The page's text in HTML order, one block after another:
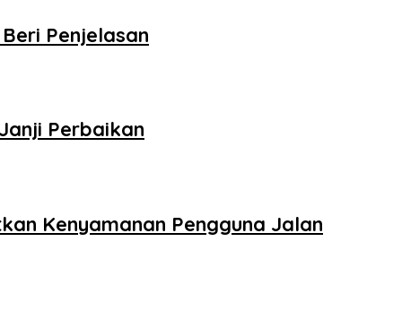
Penjelasan
Perbaikan
Kenyamanan Pengguna Jalan